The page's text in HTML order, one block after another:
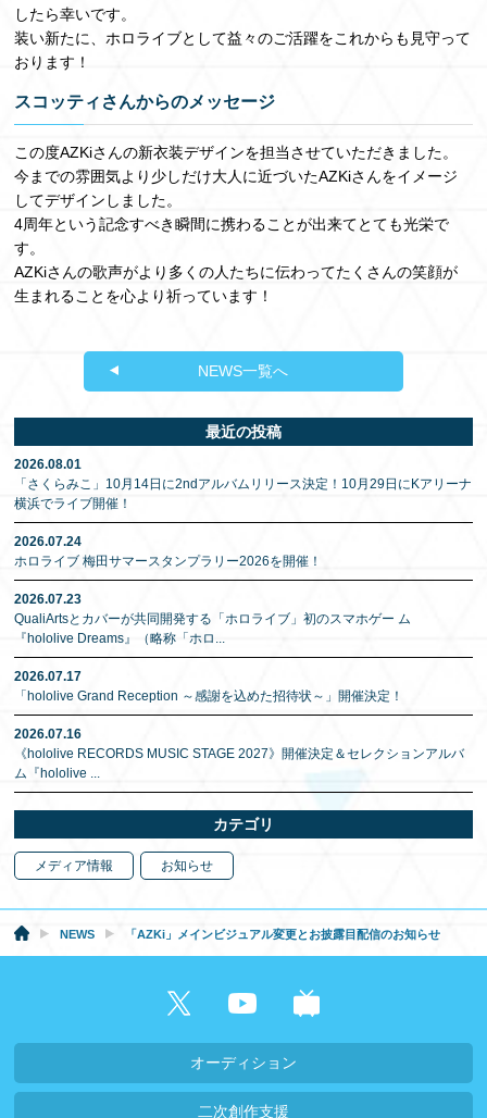
したら幸いです。
装い新たに、ホロライブとして益々のご活躍をこれからも見守って
おります！
スコッティさんからのメッセージ
この度AZKiさんの新衣装デザインを担当させていただきました。
今までの雰囲気より少しだけ大人に近づいたAZKiさんをイメージ
してデザインしました。
4周年という記念すべき瞬間に携わることが出来てとても光栄で
す。
AZKiさんの歌声がより多くの人たちに伝わってたくさんの笑顔が
生まれることを心より祈っています！
NEWS一覧へ
最近の投稿
2026.08.01
「さくらみこ」10月14日に2ndアルバムリリース決定！10月29日にKアリーナ
横浜でライブ開催！
2026.07.24
ホロライブ 梅田サマースタンプラリー2026を開催！
2026.07.23
QualiArtsとカバーが共同開発する「ホロライブ」初のスマホゲー ム
『hololive Dreams』（略称「ホロ ...
2026.07.17
「hololive Grand Reception ～感謝を込めた招待状～」開催決定！
2026.07.16
《hololive RECORDS MUSIC STAGE 2027》開催決定＆セレクションアルバ
ム『hololive ...
カテゴリ
メディア情報 お知らせ
NEWS 「AZKi」メインビジュアル変更とお披露目配信のお知らせ
オーディション
二次創作支援